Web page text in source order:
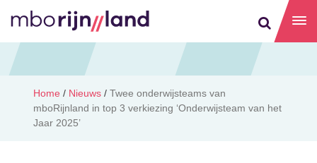
Home / Nieuws /Twee onderwijsteams van
mboRijnland in top 3 verkiezing ‘Onderwijsteam van het
Jaar 2025’